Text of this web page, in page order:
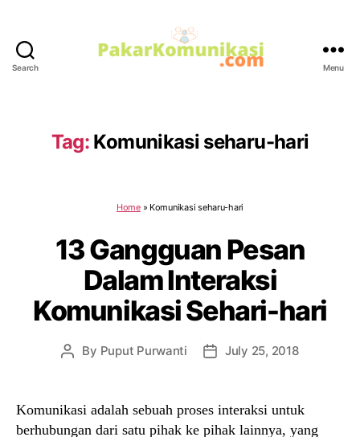
Search Menu
Tag: Komunikasi seharu-hari
Home» Komunikasi seharu-hari
13 Gangguan Pesan
Dalam Interaksi
Komunikasi Sehari-hari
Post
By Puput Purwanti
PostJuly 25, 2018
Komunikasi adalah sebuah proses interaksi untuk
berhubungan dari satu pihak ke pihak lainnya, yang